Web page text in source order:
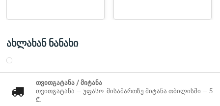
ახლახან ნანახი
თვითგატანა / მიტანა
თვითგატანა — უფასო. მისამართზე მიტანა თბილისში — 5
₾.